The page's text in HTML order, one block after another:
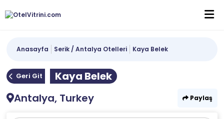
Anasayfa Serik / Antalya Otelleri Kaya Belek
Geri Git
Kaya Belek
Antalya, Turkey
Paylaş